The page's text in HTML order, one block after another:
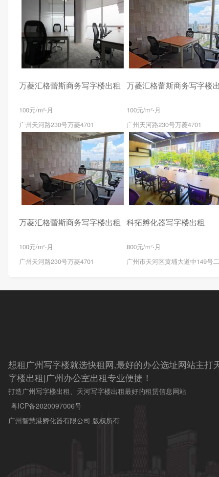
万菱汇格蕾斯商务写字楼出租
100元/m²⋅月
广州天河路230号万菱4701
万菱汇格蕾斯商务写字楼
100元/m²⋅月
广州天河路230号万菱4701
万菱汇格蕾斯商务写字楼出租
100元/m²⋅月
广州天河路230号万菱4701
科拓孵化器写字楼出租
800元/m²⋅月
广州市天河区黄埔大道中149号
想租广州写字楼就选快租网,最好的办公选址网站主打
字楼出租|广州办公室出租专业便捷！
打造广州写字楼出租、天河写字楼出租最好的租赁信息网站
粤ICP备2020097006号
广州智慧港孵化器有限公司 版权所有